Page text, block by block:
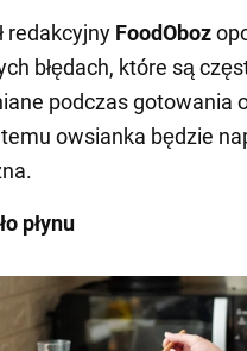
redakcyjny FoodOboz
błędach, które są
podczas gotowania
owsianka będzie
płynu